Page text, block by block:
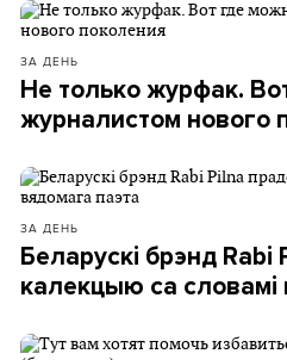
ЗА ДЕНЬ
Не только журфак.
журналистом нового
ЗА ДЕНЬ
Беларускі брэнд Rabi
калекцыю са словамі